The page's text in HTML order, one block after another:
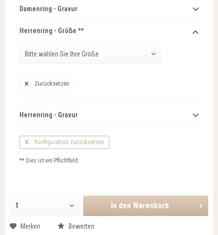
Damenring - Gravur
Herrenring - Größe **
Zurücksetzen
Herrenring - Gravur
Konfiguration zurücksetzen
** Dies ist ein Pflichtfeld.
In den Warenkorb
Merken Bewerten